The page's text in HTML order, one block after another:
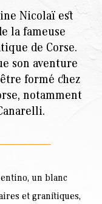
Nicolaï est
la fameuse
de Corse.
son aventure
formé chez
notamment
un blanc
et granitiques,